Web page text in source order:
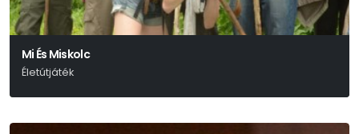
Mi És Miskolc
Életútjáték